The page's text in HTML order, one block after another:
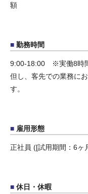
額
勤務時間
9:00-18:00 ※実働8時
但し、客先での業務に
す。
雇用形態
正社員 ([試用期間：6ヶ
休日・休暇